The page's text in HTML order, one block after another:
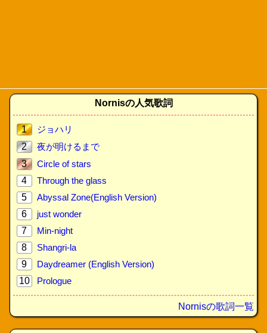
Nornisの人気歌詞
1
ジョハリ
2
夜が明けるまで
3
Circle of stars
4
Through the glass
5
Abyssal Zone(English Version)
6
just wonder
7
Min-night
8
Shangri-la
9
Daydreamer (English Version)
10
Prologue
Nornisの歌詞一覧